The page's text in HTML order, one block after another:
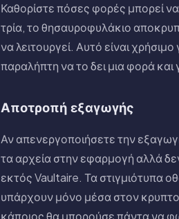
Καθορίστε πόσες φορές μπορεί
τρία, το θησαυροφυλάκιο
να λειτουργεί. Αυτό είναι
παραλήπτη να το δει μια φορά
Αποτροπή εξαγωγής
Αν απενεργοποιήσετε την
τα αρχεία στην εφαρμογή αλλά
εκτός Vaultaire. Τα στιγμιότυπα
υπάρχουν μόνο μέσα στον
κάποιος θα μπορούσε πάντα να